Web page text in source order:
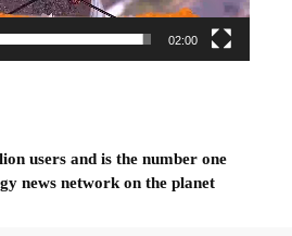
02:00
users and is the number one
news network on the planet